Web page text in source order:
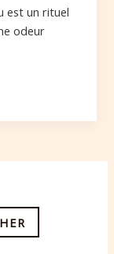
est un rituel
odeur